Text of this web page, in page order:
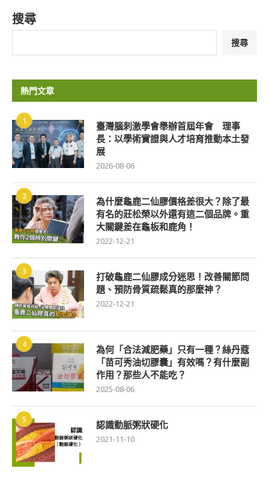
搜尋
搜尋
熱門文章
1
臺灣腦刺激學會舉辦首屆年會 理事
長：以學術實證與人才培育推動本土發
展
2026-08-06
2
為什麼龜鹿二仙膠價格差很大？除了最
有名的莊松榮以外還有這二個品牌。重
大關鍵差在龜板和鹿角！
2022-12-21
3
打破龜鹿二仙膠成分迷思！改善關節問
題、預防骨質疏鬆真的那麼神？
2022-12-21
4
為何「合法減肥藥」只有一種？絲丹蔻
「苗可秀油切膠囊」有效嗎？有什麼副
作用？那些人不能吃？
2025-08-06
5 認識動脈粥狀硬化
2021-11-10